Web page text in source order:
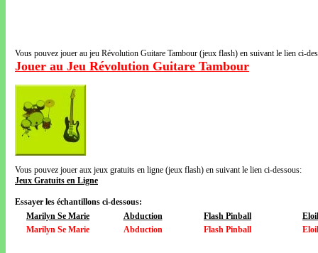
Vous pouvez jouer au jeu Révolution Guitare Tambour (jeux flash) en suivant le lien ci-
Jouer au Jeu Révolution Guitare Tambour
Vous pouvez jouer aux jeux gratuits en ligne (jeux flash) en suivant le lien ci-dessous:
Jeux Gratuits en Ligne
Essayer les échantillons ci-dessous:
Marilyn Se Marie
Abduction Flash Pinball
Marilyn Se Marie
Abduction Flash Pinball